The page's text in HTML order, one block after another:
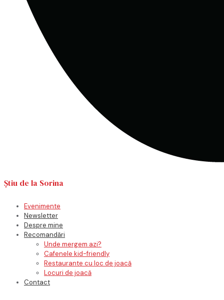
Știu de la Sorina
Evenimente
Newsletter
Despre mine
Recomandări
Unde mergem azi?
Cafenele kid-friendly
Restaurante cu loc de joacă
Locuri de joacă
Contact